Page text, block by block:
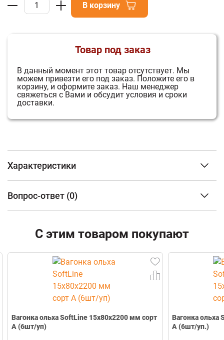
В корзину
Товар под заказ
В данный момент этот товар отсутствует. Мы
можем привезти его под заказ. Положите его в
корзину, и оформите заказ. Наш менеджер
свяжеться с Вами и обсудит условия и сроки
доставки.
Характеристики
Сорт
Вид обработки
Термированная
Отпускается
шт
Вопрос-ответ (0)
Email
С этим товаром покупают
Вагонка ольха SoftLine 15x80x2200 мм сорт
А (6шт/уп)
Вагонка ольха
А (6шт/уп.)